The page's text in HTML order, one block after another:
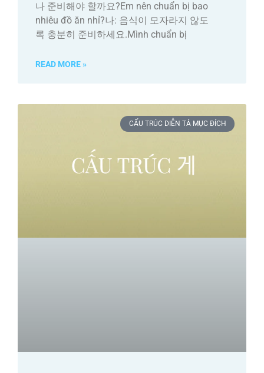
나 준비해야 할까요?Em nên chuẩn bị bao
nhiêu đồ ăn nhỉ?나: 음식이 모자라지 않도
록 충분히 준비하세요.Mình chuẩn bị
READ MORE »
CẤU TRÚC DIỄN TẢ MỤC ĐÍCH